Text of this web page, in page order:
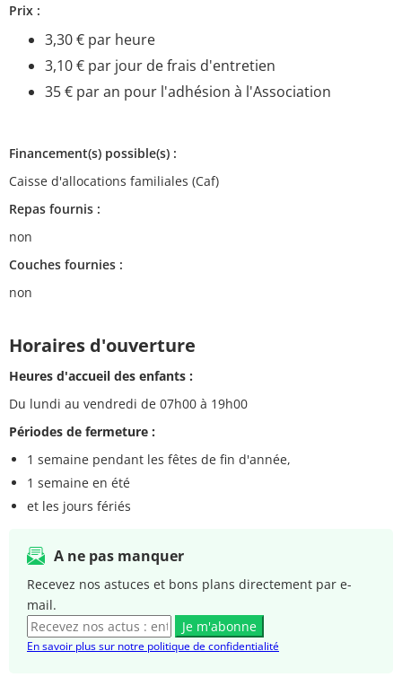
Prix :
3,30 € par heure
3,10 € par jour de frais d'entretien
35 € par an pour l'adhésion à l'Association
Financement(s) possible(s) :
Caisse d'allocations familiales (Caf)
Repas fournis :
non
Couches fournies :
non
Horaires d'ouverture
Heures d'accueil des enfants :
Du lundi au vendredi de 07h00 à 19h00
Périodes de fermeture :
1 semaine pendant les fêtes de fin d'année,
1 semaine en été
et les jours fériés
A ne pas manquer
Recevez nos astuces et bons plans directement par e-
mail.
Je m'abonne
En savoir plus sur notre politique de confidentialité